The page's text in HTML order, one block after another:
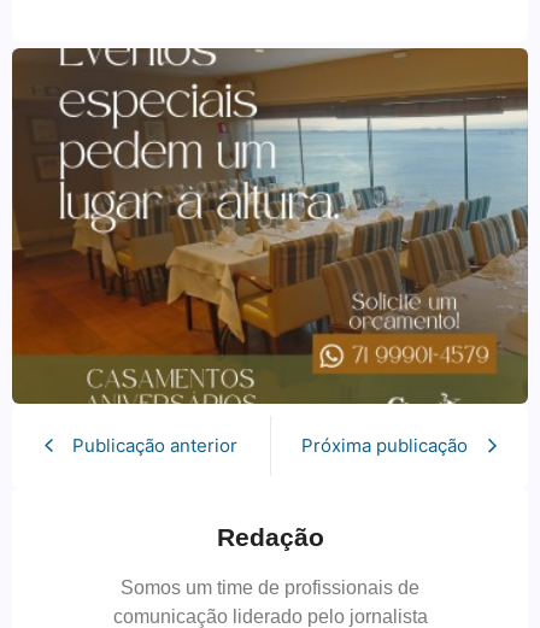
Publicação anterior Próxima publicação
Redação
Somos um time de profissionais de
comunicação liderado pelo jornalista